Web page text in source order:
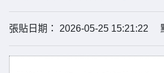
張貼日期： 2026-05-25 15:21:22